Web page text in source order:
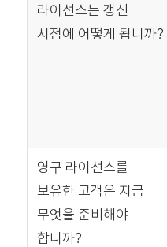
라이선스는 갱신
시점에 어떻게 됩니까?
영구 라이선스를
보유한 고객은 지금
무엇을 준비해야
합니까?